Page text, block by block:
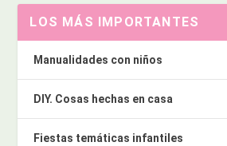
LOS MÁS IMPORTANTES
Manualidades con niños
DIY. Cosas hechas en casa
Fiestas temáticas infantiles